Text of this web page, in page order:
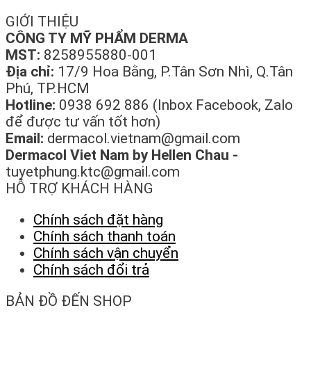
GIỚI THIỆU
CÔNG TY MỸ PHẨM DERMA
MST: 8258955880-001
Địa chỉ: 17/9 Hoa Bằng, P.Tân Sơn Nhì, Q.Tân
Phú, TP.HCM
Hotline: 0938 692 886 (Inbox Facebook, Zalo
để được tư vấn tốt hơn)
Email: dermacol.vietnam@gmail.com
Dermacol Viet Nam by Hellen Chau -
tuyetphung.ktc@gmail.com
HỖ TRỢ KHÁCH HÀNG
Chính sách đặt hàng
Chính sách thanh toán
Chính sách vận chuyển
Chính sách đổi trả
BẢN ĐỒ ĐẾN SHOP